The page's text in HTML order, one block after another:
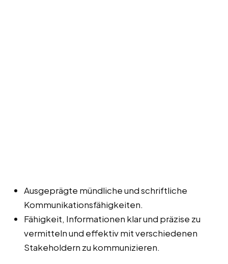
Ausgeprägte mündliche und schriftliche
Kommunikationsfähigkeiten.
Fähigkeit, Informationen klar und präzise zu
vermitteln und effektiv mit verschiedenen
Stakeholdern zu kommunizieren.